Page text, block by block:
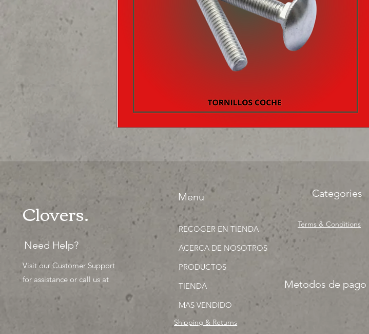
Clovers.
Need Help?
Visit ourCustomer Support
for assistance or call us at
Menu
RECOGER EN TIENDA
ACERCA DE NOSOTROS
PRODUCTOS
TIENDA
MAS VENDIDO
Shipping & Returns
Categories
Terms & Conditions
Metodos de pago